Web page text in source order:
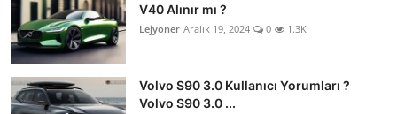
V40 Alınır mı ?
Lejyoner Aralık 19, 2024 0 1.3K
Volvo S90 3.0 Kullanıcı Yorumları ?
Volvo S90 3.0 ...